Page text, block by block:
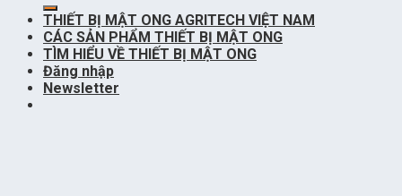
THIẾT BỊ MẬT ONG AGRITECH VIỆT NAM
CÁC SẢN PHẨM THIẾT BỊ MẬT ONG
TÌM HIỂU VỀ THIẾT BỊ MẬT ONG
Đăng nhập
Newsletter